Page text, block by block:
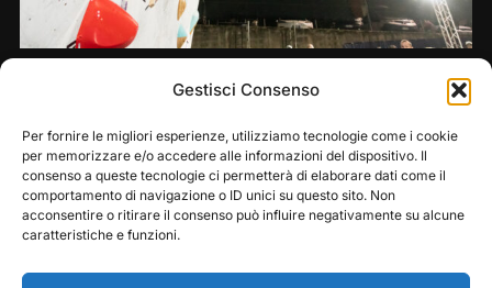
Gestisci Consenso
Per fornire le migliori esperienze, utilizziamo tecnologie come i cookie
per memorizzare e/o accedere alle informazioni del dispositivo. Il
consenso a queste tecnologie ci permetterà di elaborare dati come il
comportamento di navigazione o ID unici su questo sito. Non
acconsentire o ritirare il consenso può influire negativamente su alcune
caratteristiche e funzioni.